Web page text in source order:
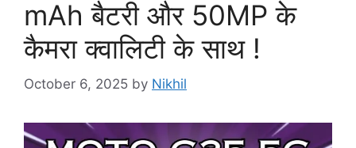
mAh बैटरी और 50MP के
कैमरा क्वालिटी के साथ !
October 6, 2025 by Nikhil